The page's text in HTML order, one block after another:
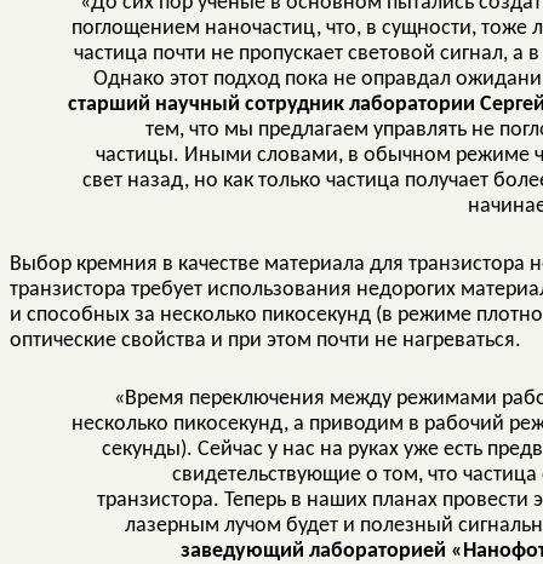
поглощением наночастиц, что, в сущности,
частица почти не пропускает световой сигнал,
Однако этот подход пока не оправдал
старший научный сотрудник лаборатории
тем, что мы предлагаем управлять не
частицы. Иными словами, в обычном режиме
свет назад, но как только частица получает
Выбор кремния в качестве материала для транзистора
транзистора требует использования недорогих
и способных за несколько пикосекунд (в режиме
оптические свойства и при этом почти не нагреваться.
«Время переключения между режимами
несколько пикосекунд, а приводим в рабочий
секунды). Сейчас у нас на руках уже есть
свидетельствующие о том, что
транзистора. Теперь в наших планах
лазерным лучом будет и полезный
заведующий лабораторией